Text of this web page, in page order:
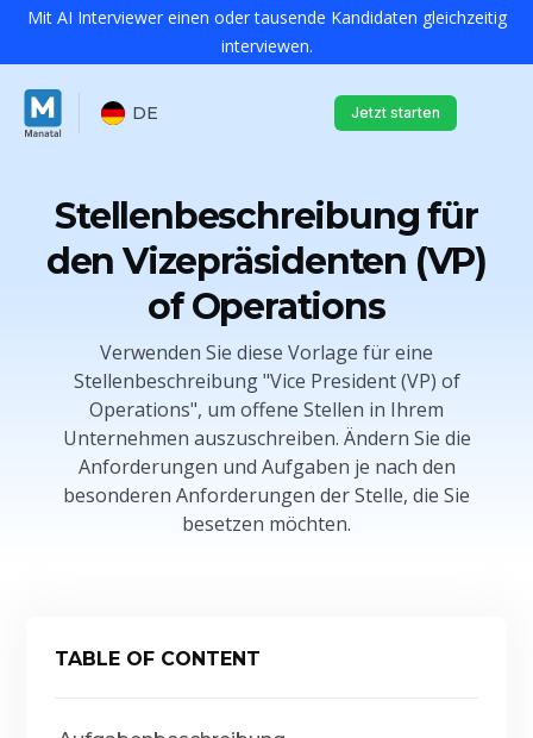
Mit AI Interviewer einen oder tausende Kandidaten gleichzeitig
interviewen.
DE Jetzt starten
Stellenbeschreibung für
den Vizepräsidenten (VP)
of Operations
Verwenden Sie diese Vorlage für eine
Stellenbeschreibung "Vice President (VP) of
Operations", um offene Stellen in Ihrem
Unternehmen auszuschreiben. Ändern Sie die
Anforderungen und Aufgaben je nach den
besonderen Anforderungen der Stelle, die Sie
besetzen möchten.
TABLE OF CONTENT